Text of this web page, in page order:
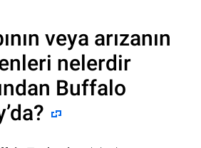
veya arızanın
nelerdir
Buffalo
’da?